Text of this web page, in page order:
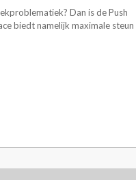
Dan is de Push
biedt namelijk maximale steun